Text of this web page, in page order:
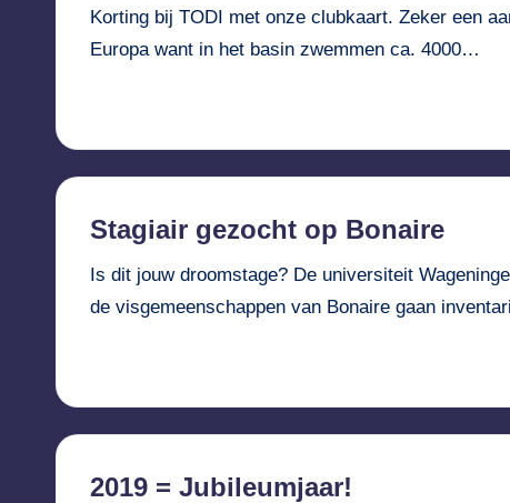
Korting bij TODI met onze clubkaart. Zeker een
Europa want in het basin zwemmen ca. 4000…
Stagiair gezocht op Bonaire
Is dit jouw droomstage? De universiteit
de visgemeenschappen van Bonaire gaan
2019 = Jubileumjaar!